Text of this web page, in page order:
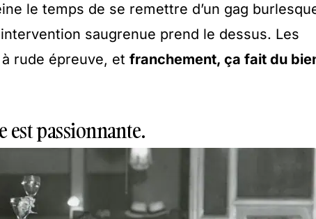
le temps de se remettre d’un gag
saugrenue prend le dessus. Les
rude épreuve, et franchement, ça fait du
est passionnante.